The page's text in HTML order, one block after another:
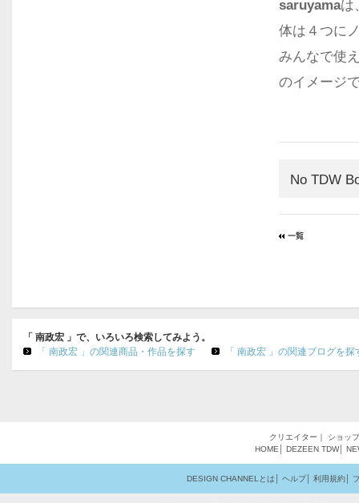
saruyamaは
体は４つに
みんなで使
のイメージ
No TDW
「 南政宏 」で、いろいろ検索してみよう。
「 南政宏 」の関連商品・作品を探す
「 南政宏 」の関連ブログを探
クリエイター ｜ ショップ
HOME
DEZEEN TDW│
DESIGN CHANNELとは ヘルプ│ 利用規約│